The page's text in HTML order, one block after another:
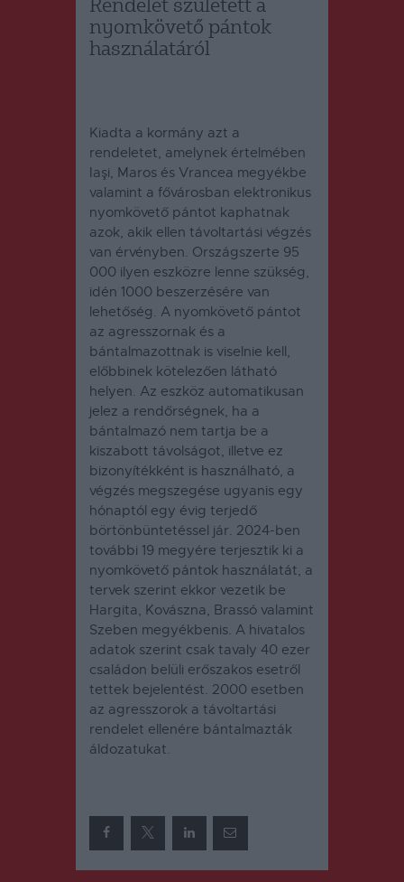
Rendelet született a
nyomkövető pántok
használatáról
Kiadta a kormány azt a
rendeletet, amelynek értelmében
Iaşi, Maros és Vrancea megyékbe
valamint a fővárosban elektronikus
nyomkövető pántot kaphatnak
azok, akik ellen távoltartási végzés
van érvényben. Országszerte 95
000 ilyen eszközre lenne szükség,
idén 1000 beszerzésére van
lehetőség. A nyomkövető pántot
az agresszornak és a
bántalmazottnak is viselnie kell,
előbbinek kötelezően látható
helyen. Az eszköz automatikusan
jelez a rendőrségnek, ha a
bántalmazó nem tartja be a
kiszabott távolságot, illetve ez
bizonyítékként is használható, a
végzés megszegése ugyanis egy
hónaptól egy évig terjedő
börtönbüntetéssel jár. 2024-ben
további 19 megyére terjesztik ki a
nyomkövető pántok használatát, a
tervek szerint ekkor vezetik be
Hargita, Kovászna, Brassó valamint
Szeben megyékbenis. A hivatalos
adatok szerint csak tavaly 40 ezer
családon belüli erőszakos esetről
tettek bejelentést. 2000 esetben
az agresszorok a távoltartási
rendelet ellenére bántalmazták
áldozatukat.